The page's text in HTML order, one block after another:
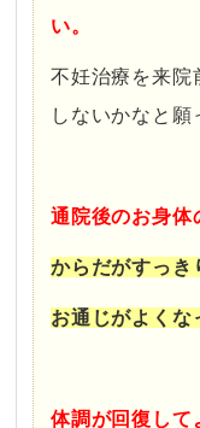
い。
不妊治療を来院
しないかなと願
通院後のお身体
からだがすっき
お通じがよくな
体調が回復して